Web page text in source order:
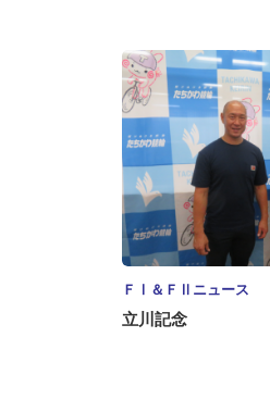
ＦⅠ＆ＦⅡニュース
立川記念